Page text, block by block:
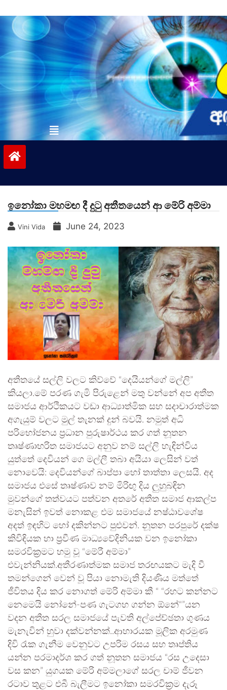
to
contentvinivida.lk
ඉනෝකා මහමඟ දී දුටු අතීතයෙන් ආ මේරි අම්මා
Vini Vida June 24, 2023
අතීතයේ සල්ලි වලට කිව්වේ “දෙයියන්ගේ මල්ලි”
කියලා.මේ පරණ ගැමි පිරුළෙන් මතු වන්නේ අප අතීත
සමාජය ආර්ථිකයට වඩා ආධ්‍යාත්මික සහ සදාචාරාත්මක
අගැයුම් වලට මුල් තැනක් දුන් බවයි. නමුත් අධි
පරිභෝජනය ප්‍රධාන පුරුෂාර්ථය කර ගත් නූතන
තෘෂ්ණාභරිත සමාජයට අනුව නම් සල්ලි හැඳින්විය
යුත්තේ දෙවියන් ගෙ මල්ලී තබා අයියා ලෙසින් වත්
නොවෙයි: දෙවියන්ගේ බාප්පා හෝ තාත්තා ලෙසයි. අද
සමාජය එසේ තෘෂ්ණාව නම් මිරිඟු දිය ලුහුබඳින
මුවන්ගේ තත්වයට පත්වන අතරේ අතීත සමාජ ආකල්ප
මනැසින් ඉවත් නොකළ එම සමාජයේ නෂ්ඨාවශේෂ
අදත් ඉඳහිට හෝ දකින්නට පුළුවන්. නූතන පරපුරේ දක්ෂ
කිවිඳියක හා ප්‍රවීණ මාධ්‍යවේදිනියක වන ඉනෝකා
සමරවික්‍රමට හමු වූ “මේරී අම්මා”
එවැන්නියක්.අතීරණාත්මක සමාජ තරඟයකට මැදි වී
තමන්ගෙන් වෙන් වූ පියා නොමැති දියණිය මත්තේ
ජීවිතය දිය කර නොගත් මේරි අම්මා කී “ “රහට කන්නට
නෙමෙයි නෝනේ-පණ ගැටගහ ගන්න ඕනේ“”යන
වදන අතීත සරල සමාජයේ පැවති අල්පේච්ඡතා ගුණය
මැනැවින් හුවා දක්වන්නක්..ආහාරයක මූලික අරමුණ
දිවි රැක ගැනීම වෙනුවට උපරිම රසය සහ තෘප්තිය
යන්න පරමාදර්ශ කර ගත් නූතන සමාජය “රස උදෙසා
වස කන” යුගයක මේරි අම්මලාගේ සරල චාම් ජීවන
රටාව තුළට එබී බැලීමට ඉනෝකා සමරවික්‍රම දැරූ